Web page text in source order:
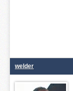
welder